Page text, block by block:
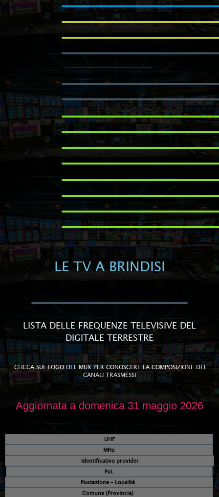
LE TV A BRINDISI
LISTA DELLE FREQUENZE TELEVISIVE DEL
DIGITALE TERRESTRE
CLICCA SUL LOGO DEL MUX PER CONOSCERE LA COMPOSIZIONE DEI
CANALI TRASMESSI
Aggiornata a domenica 31 maggio 2026
UHF
MHz
Identificativo provider
Pol.
Postazione – Località
Comune (Provincia)